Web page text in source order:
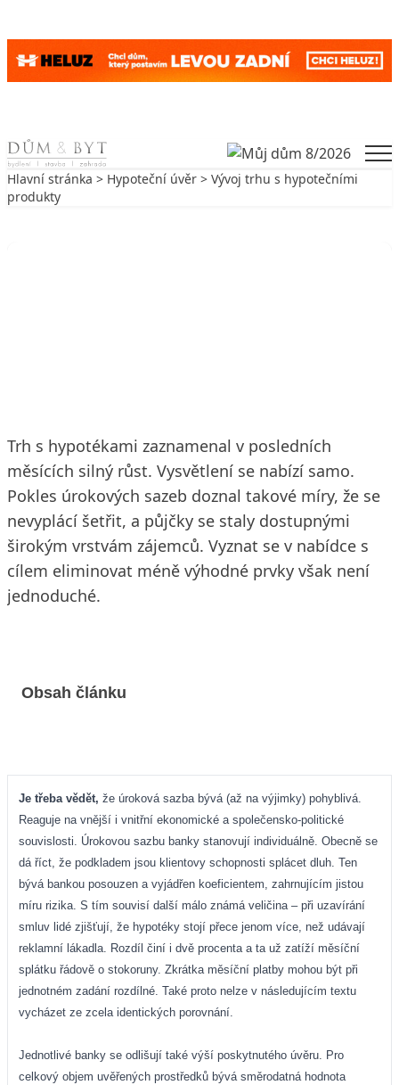
Skip to content
Hlavní stránka > Hypoteční úvěr > Vývoj trhu s hypotečními
produkty
Trh s hypotékami zaznamenal v posledních
měsících silný růst. Vysvětlení se nabízí samo.
Pokles úrokových sazeb doznal takové míry, že se
nevyplácí šetřit, a půjčky se staly dostupnými
širokým vrstvám zájemců. Vyznat se v nabídce s
cílem eliminovat méně výhodné prvky však není
jednoduché.
Obsah článku
Je třeba vědět, že úroková sazba bývá (až na výjimky) pohyblivá.
Reaguje na vnější i vnitřní ekonomické a společensko-politické
souvislosti. Úrokovou sazbu banky stanovují individuálně. Obecně se
dá říct, že podkladem jsou klientovy schopnosti splácet dluh. Ten
bývá bankou posouzen a vyjádřen koeficientem, zahrnujícím jistou
míru rizika. S tím souvisí další málo známá veličina – při uzavírání
smluv lidé zjišťují, že hypotéky stojí přece jenom více, než udávají
reklamní lákadla. Rozdíl činí i dvě procenta a ta už zatíží měsíční
splátku řádově o stokoruny. Zkrátka měsíční platby mohou být při
jednotném zadání rozdílné. Také proto nelze v následujícím textu
vycházet ze zcela identických porovnání.
Jednotlivé banky se odlišují také výší poskytnutého úvěru. Pro
celkový objem uvěřených prostředků bývá směrodatná hodnota